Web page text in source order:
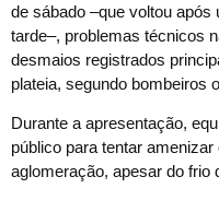
de sábado –que voltou
tarde–, problemas técnicos
desmaios registrados
plateia, segundo bombeiros
Durante a apresentação,
público para tentar
aglomeração, apesar do frio